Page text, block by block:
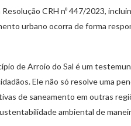
CRH nº 447/2023,
urbano ocorra de forma
de Arroio do Sal é um
Ele não só resolve uma
de saneamento em outras
ambiental de